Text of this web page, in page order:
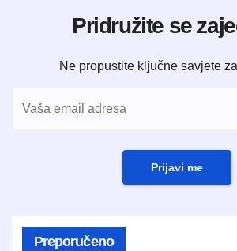
Pridružite se
Ne propustite ključne savjete
Prijavi me
Preporučeno